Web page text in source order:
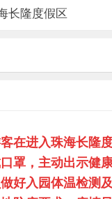
长隆度假区
在进入珠海长隆
罩，主动出示健
好入园体温检测